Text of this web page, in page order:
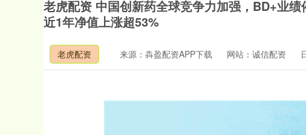
老虎配资 中国创新药全球竞争力加强，BD+业
近1年净值上涨超53%
老虎配资 来源：犇盈配资APP下载 网站：诚信配资